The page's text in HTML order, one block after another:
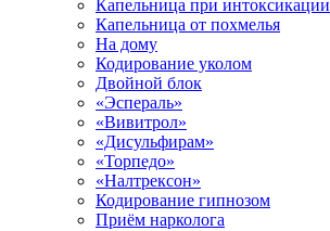
Капельница при интоксикации
Капельница от похмелья
На дому
Кодирование уколом
Двойной блок
«Эспераль»
«Вивитрол»
«Дисульфирам»
«Торпедо»
«Налтрексон»
Кодирование гипнозом
Приём нарколога